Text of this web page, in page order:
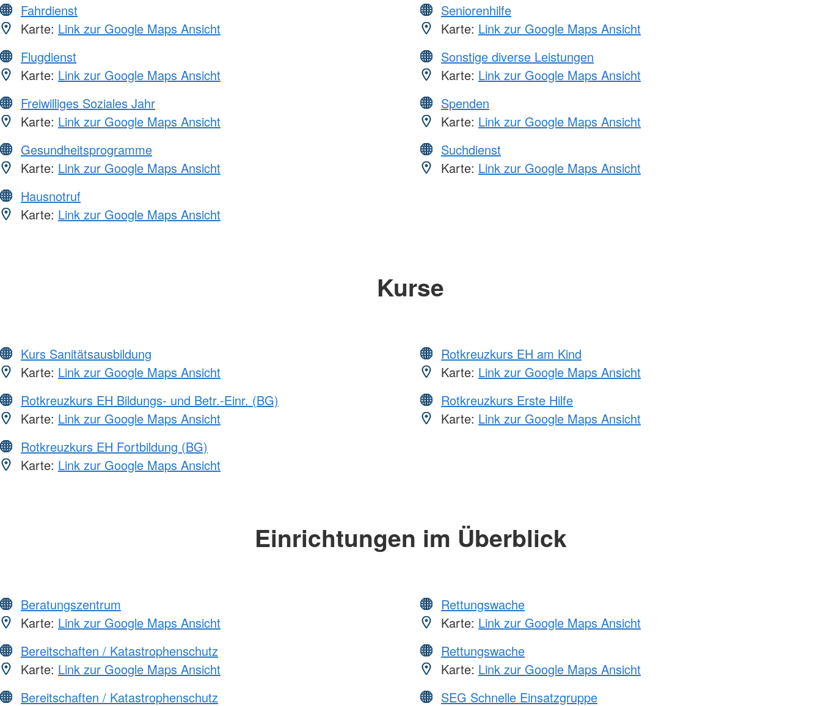
Fahrdienst
Karte: Link zur Google Maps Ansicht
Flugdienst
Karte: Link zur Google Maps Ansicht
Freiwilliges Soziales Jahr
Karte: Link zur Google Maps Ansicht
Gesundheitsprogramme
Karte: Link zur Google Maps Ansicht
Hausnotruf
Karte: Link zur Google Maps Ansicht
Seniorenhilfe
Karte: Link zur Google Maps Ansicht
Sonstige diverse Leistungen
Karte: Link zur Google Maps Ansicht
Spenden
Karte: Link zur Google Maps Ansicht
Suchdienst
Karte: Link zur Google Maps Ansicht
Kurse
Kurs Sanitätsausbildung
Karte: Link zur Google Maps Ansicht
Rotkreuzkurs EH Bildungs- und Betr.-Einr. (BG)
Karte: Link zur Google Maps Ansicht
Rotkreuzkurs EH Fortbildung (BG)
Karte: Link zur Google Maps Ansicht
Rotkreuzkurs EH am Kind
Karte: Link zur Google Maps Ansicht
Rotkreuzkurs Erste Hilfe
Karte: Link zur Google Maps Ansicht
Einrichtungen im Überblick
Beratungszentrum
Karte: Link zur Google Maps Ansicht
Bereitschaften / Katastrophenschutz
Karte: Link zur Google Maps Ansicht
Bereitschaften / Katastrophenschutz
Rettungswache
Karte: Link zur Google Maps Ansicht
Rettungswache
Karte: Link zur Google Maps Ansicht
SEG Schnelle Einsatzgruppe